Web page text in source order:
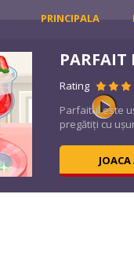
PRINCIPALA
PARFAIT
Rating
Parfaitul este
pregătiți cu